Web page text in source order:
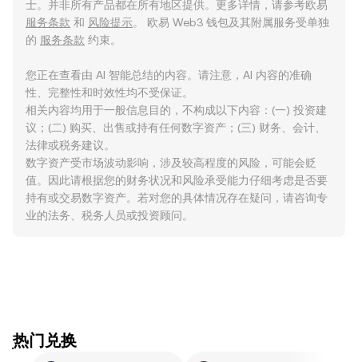
士。并非所有产品都在所有地区提供。更多详情，请参考欧易
服务条款 和 风险提示。 欧易 Web3 钱包及其附属服务受单独
的 服务条款 约束。
您正在查看由 AI 智能总结的内容。请注意，AI 内容的准确
性、完整性和时效性均不受保证。
相关内容均用于一般信息目的，不构成以下内容：(一) 投资建
议；(二) 购买、出售或持有任何数字资产；(三) 财务、会计、
法律或税务建议。
数字资产受市场波动影响，涉及较高程度的风险，可能会贬
值。因此请根据您的财务状况和风险承受能力仔细考虑是否要
持有或交易数字资产。若对您的具体情况存在疑问，请咨询专
业的法务、税务人员或投资顾问。
ִִִִִִִִִִִִִִִִִִִִִִִִִִִִִִִִִִִִִִִִִִִִִִִִ热门兑换